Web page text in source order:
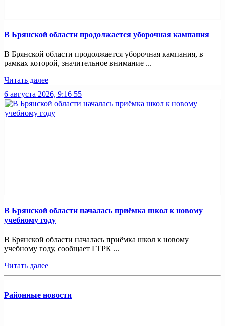
В Брянской области продолжается уборочная кампания
В Брянской области продолжается уборочная кампания, в
рамках которой, значительное внимание ...
Читать далее
6 августа 2026, 9:16 55
В Брянской области началась приёмка школ к новому
учебному году
В Брянской области началась приёмка школ к новому
учебному году, сообщает ГТРК ...
Читать далее
Районные новости